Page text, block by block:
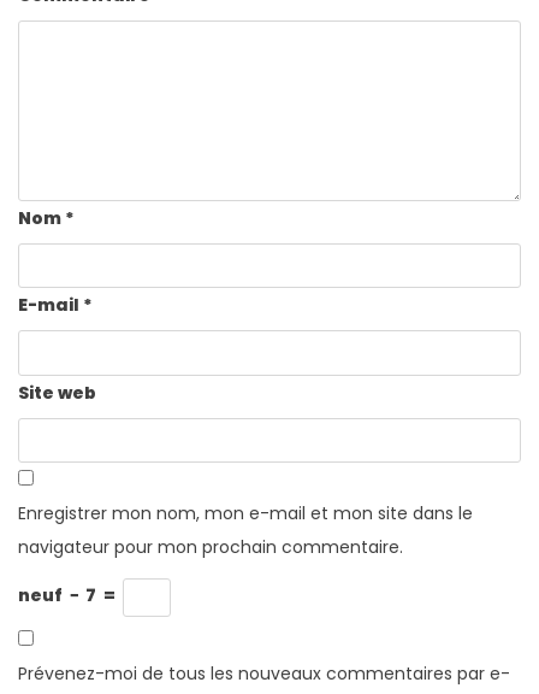
Nom *
E-mail *
Site web
Enregistrer mon nom, mon e-mail et mon site dans le
navigateur pour mon prochain commentaire.
neuf − 7 =
Prévenez-moi de tous les nouveaux commentaires par e-